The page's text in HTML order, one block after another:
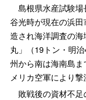
島根県水産試験場
谷光時が現在の浜
造され海洋調査の
丸」（19トン・明
州から南は海南島
メリカ空軍により撃
敗戦後の資材不足